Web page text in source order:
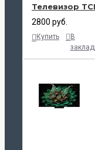
Телевизор
2800 руб.
Купить
В